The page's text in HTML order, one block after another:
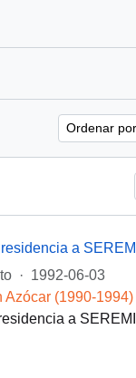
Ordenar
a
· 1992-06-03
Azócar (1990-1994)
a